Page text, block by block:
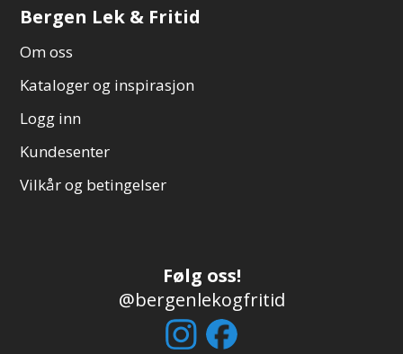
Bergen Lek & Fritid
Om oss
Kataloger og inspirasjon
Logg inn
Kundesenter
Vilkår og betingelser
Følg oss!
@bergenlekogfritid